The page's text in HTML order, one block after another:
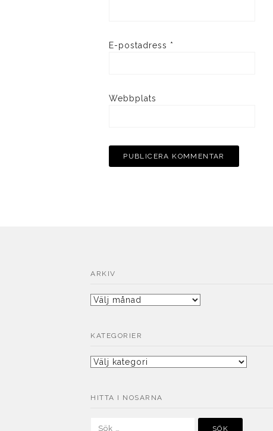
E-postadress *
Webbplats
ARKIV
Arkiv
KATEGORIER
Kategorier
HITTA I NOSARNA
Sök